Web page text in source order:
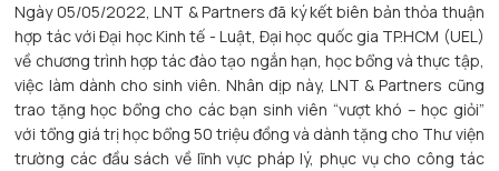
Ngày 05/05/2022, LNT & Partners đã ký kết biên bản thỏa thuận
hợp tác với Đại học Kinh tế - Luật, Đại học quốc gia TP.HCM (UEL)
về chương trình hợp tác đào tạo ngắn hạn, học bổng và thực tập,
việc làm dành cho sinh viên. Nhân dịp này, LNT & Partners cũng
trao tặng học bổng cho các bạn sinh viên “vượt khó – học giỏi”
với tổng giá trị học bổng 50 triệu đồng và dành tặng cho Thư viện
trường các đầu sách về lĩnh vực pháp lý, phục vụ cho công tác